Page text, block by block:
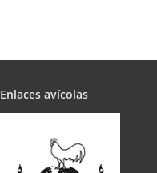
Enlaces avícolas